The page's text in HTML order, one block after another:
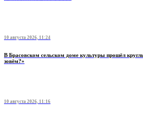
10 августа 2026, 11:24
В Брасовском сельском доме культуры прошёл
зовём?»
10 августа 2026, 11:16